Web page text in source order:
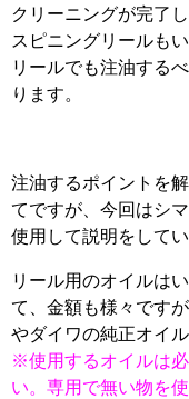
クリーニングが完了
スピニングリールも
リールでも注油する
ります。
注油するポイントを
てですが、今回はシ
使用して説明をしてい
リール用のオイルは
て、金額も様々です
やダイワの純正オイ
※使用するオイルは
い。専用で無い物を